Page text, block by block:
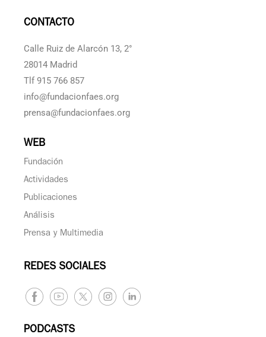
CONTACTO
Calle Ruiz de Alarcón 13, 2°
28014 Madrid
Tlf 915 766 857
info@fundacionfaes.org
prensa@fundacionfaes.org
WEB
Fundación
Actividades
Publicaciones
Análisis
Prensa y Multimedia
REDES SOCIALES
PODCASTS